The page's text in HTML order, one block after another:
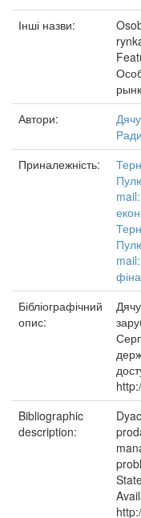
Інші назви:
Автори:
Приналежність:
Бібліографічний
опис:
Bibliographic
description: